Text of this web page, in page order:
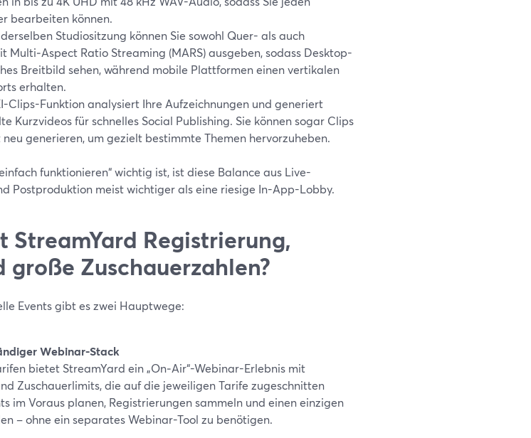
bearbeiten können.
Studiositzung können Sie sowohl Quer- als auch
Multi‑Aspect Ratio Streaming (MARS) ausgeben, sodass Desktop-
Breitbild sehen, während mobile Plattformen einen vertikalen
erhalten.
Clips-Funktion analysiert Ihre Aufzeichnungen und generiert
Kurzvideos für schnelles Social Publishing. Sie können sogar Clips
generieren, um gezielt bestimmte Themen hervorzuheben.
funktionieren“ wichtig ist, ist diese Balance aus Live-
Postproduktion meist wichtiger als eine riesige In-App-Lobby.
StreamYard Registrierung,
große Zuschauerzahlen?
Events gibt es zwei Hauptwege:
Webinar-Stack
bietet StreamYard ein „On‑Air“-Webinar-Erlebnis mit
Zuschauerlimits, die auf die jeweiligen Tarife zugeschnitten
im Voraus planen, Registrierungen sammeln und einen einzigen
– ohne ein separates Webinar-Tool zu benötigen.